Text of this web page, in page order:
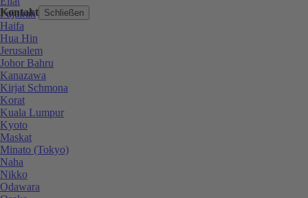
Kontakt Schließen
Fujairah
Haifa
Hua Hin
Jerusalem
Johor Bahru
Kanazawa
Kirjat Schmona
Korat
Kuala Lumpur
Kyoto
Maskat
Minato (Tokyo)
Naha
Nikko
Odawara